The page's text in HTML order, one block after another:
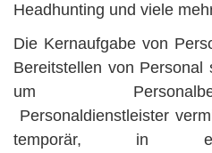
Headhunting und viele
Die Kernaufgabe von
Bereitstellen von Personal
um
Personaldienstleister
temporär, in